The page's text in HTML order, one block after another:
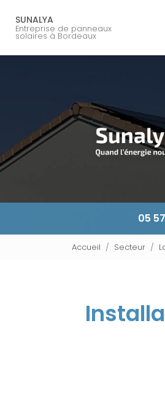
contenu
SUNALYA
Entreprise de panneaux
solaires à Bordeaux
05
Accueil Secteur